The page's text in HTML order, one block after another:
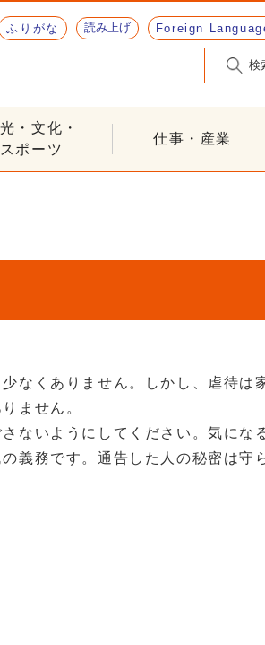
ふりがな 読み上げ Foreign
検
・文化・
スポーツ
仕事・産業
なくありません。しかし、虐待は
ません。
ないようにしてください。気にな
義務です。通告した人の秘密は守